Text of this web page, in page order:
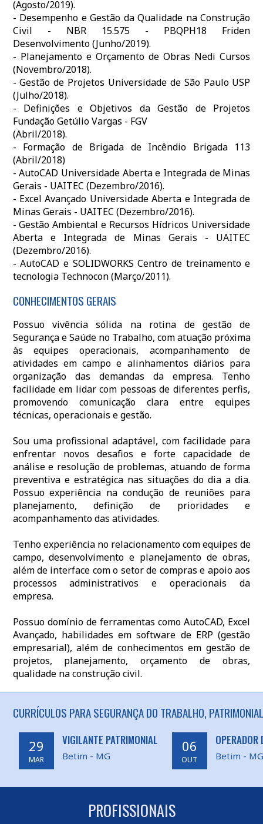
(Agosto/2019).
- Desempenho e Gestão da Qualidade na Construção
Civil - NBR 15.575 - PBQPH18 Friden
Desenvolvimento (Junho/2019).
- Planejamento e Orçamento de Obras Nedi Cursos
(Novembro/2018).
- Gestão de Projetos Universidade de São Paulo USP
(Julho/2018).
- Definições e Objetivos da Gestão de Projetos
Fundação Getúlio Vargas - FGV
(Abril/2018).
- Formação de Brigada de Incêndio Brigada 113
(Abril/2018)
- AutoCAD Universidade Aberta e Integrada de Minas
Gerais - UAITEC (Dezembro/2016).
- Excel Avançado Universidade Aberta e Integrada de
Minas Gerais - UAITEC (Dezembro/2016).
- Gestão Ambiental e Recursos Hídricos Universidade
Aberta e Integrada de Minas Gerais - UAITEC
(Dezembro/2016).
- AutoCAD e SOLIDWORKS Centro de treinamento e
tecnologia Technocon (Março/2011).
CONHECIMENTOS GERAIS
Possuo vivência sólida na rotina de gestão de
Segurança e Saúde no Trabalho, com atuação próxima
às equipes operacionais, acompanhamento de
atividades em campo e alinhamentos diários para
organização das demandas da empresa. Tenho
facilidade em lidar com pessoas de diferentes perfis,
promovendo comunicação clara entre equipes
técnicas, operacionais e gestão.
Sou uma profissional adaptável, com facilidade para
enfrentar novos desafios e forte capacidade de
análise e resolução de problemas, atuando de forma
preventiva e estratégica nas situações do dia a dia.
Possuo experiência na condução de reuniões para
planejamento, definição de prioridades e
acompanhamento das atividades.
Tenho experiência no relacionamento com equipes de
campo, desenvolvimento e planejamento de obras,
além de interface com o setor de compras e apoio aos
processos administrativos e operacionais da
empresa.
Possuo domínio de ferramentas como AutoCAD, Excel
Avançado, habilidades em software de ERP (gestão
empresarial), além de conhecimentos em gestão de
projetos, planejamento, orçamento de obras,
qualidade na construção civil.
CURRÍCULOS PARA SEGURANÇA DO TRABALHO,
29
MAR
VIGILANTE PATRIMONIAL
Betim - MG
06
OUT
OPERADOR
Betim - MG
PROFISSIONAIS